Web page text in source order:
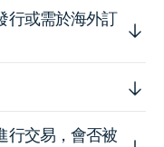
行或需於海外訂
行交易，會否被